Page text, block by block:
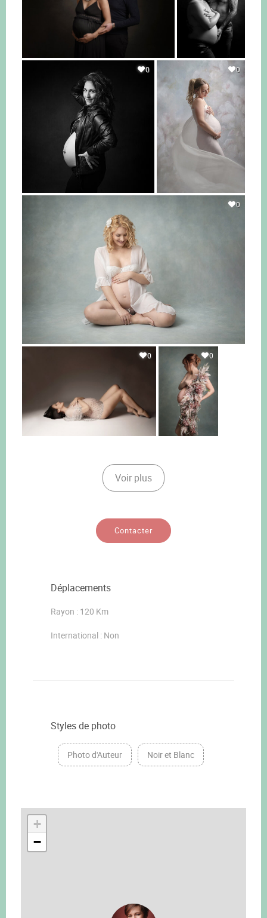
0 0
0
0 0
Voir plus
Contacter
Déplacements
Rayon : 120 Km
International : Non
Styles de photo
Photo d'Auteur Noir et Blanc
+
−